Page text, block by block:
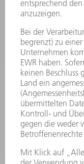
MASCHINEN &
ELEKTROWERKZEUGE
SMART FACTORY
SOFTWARE
SERVICES
ANWENDUNGEN
BRANCHEN
UNTERNEHMEN
KARRIERE
STELLENANGEBOTE
GESCHÄFTSBERICHT